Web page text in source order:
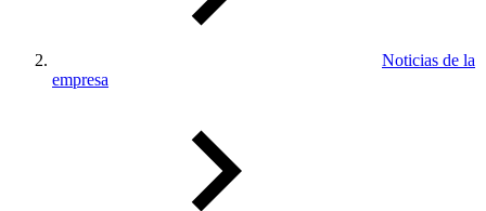
Noticias de la
empresa